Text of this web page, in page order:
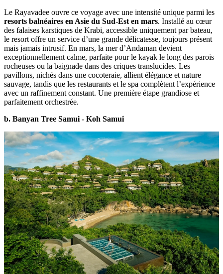
Le Rayavadee ouvre ce voyage avec une intensité unique parmi les
resorts balnéaires en Asie du Sud-Est en mars. Installé au cœur
des falaises karstiques de Krabi, accessible uniquement par bateau,
le resort offre un service d’une grande délicatesse, toujours présent
mais jamais intrusif. En mars, la mer d’Andaman devient
exceptionnellement calme, parfaite pour le kayak le long des parois
rocheuses ou la baignade dans des criques translucides. Les
pavillons, nichés dans une cocoteraie, allient élégance et nature
sauvage, tandis que les restaurants et le spa complètent l’expérience
avec un raffinement constant. Une première étape grandiose et
parfaitement orchestrée.
b. Banyan Tree Samui - Koh Samui